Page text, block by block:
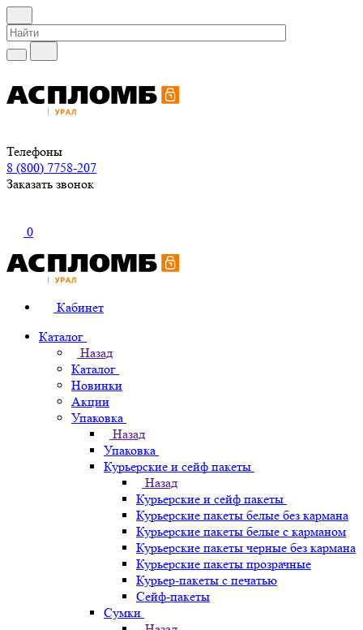
Телефоны
8 (800) 7758-207
Заказать звонок
0
Кабинет
Каталог
Назад
Каталог
Новинки
Акции
Упаковка
Назад
Упаковка
Курьерские и сейф пакеты
Назад
Курьерские и сейф пакеты
Курьерские пакеты белые без кармана
Курьерские пакеты белые с карманом
Курьерские пакеты черные без кармана
Курьерские пакеты прозрачные
Курьер-пакеты с печатью
Сейф-пакеты
Сумки